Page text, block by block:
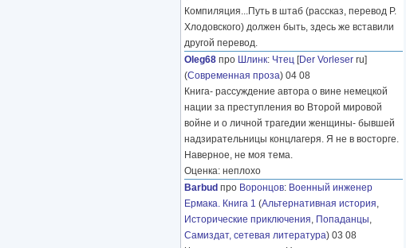
Компиляция...Путь в штаб (рассказ, перевод Р.
Хлодовского) должен быть, здесь же вставили
другой перевод.
Oleg68 про Шлинк: Чтец [Der Vorleser ru]
(Современная проза) 04 08
Книга- рассуждение автора о вине немецкой
нации за преступления во Второй мировой
войне и о личной трагедии женщины- бывшей
надзирательницы концлагеря. Я не в восторге.
Наверное, не моя тема.
Оценка: неплохо
Barbud про Воронцов: Военный инженер
Ермака. Книга 1 (Альтернативная история,
Исторические приключения, Попаданцы,
Самиздат, сетевая литература) 03 08